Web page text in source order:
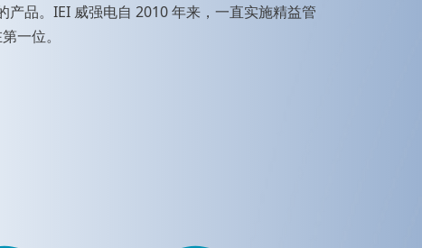
品。IEI 威强电自 2010 年来，一直实施精益管
一位。